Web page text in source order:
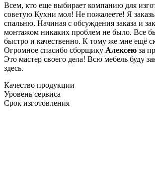
Всем, кто еще выбирает компанию для
советую Кухни мол! Не пожалеете! Я
спальню. Начиная с обсуждения заказа и
монтажом никаких проблем не было. Все
быстро и качественно. К тому же мне ещё
Огромное спасибо сборщику Алексею за
Это мастер своего дела! Всю мебель буду
здесь.
Качество продукции
Уровень сервиса
Срок изготовления